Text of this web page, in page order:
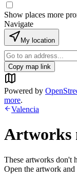
Show places more
Navigate
My location
Copy map link
Powered by
more.
Valencia
Artworks
These artworks don't
Open the artwork